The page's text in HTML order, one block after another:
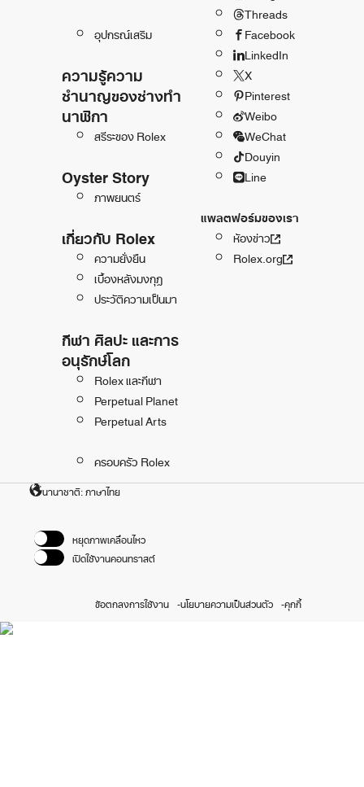
อุปกรณ์เสริม
ความรู้ความ
ชำนาญของช่างทำ
นาฬิกา
สรีระของ Rolex
Oyster Story
ภาพยนตร์
เกี่ยวกับ Rolex
ความยั่งยืน
เบื้องหลังมงกุฎ
ประวัติความเป็นมา
กีฬา ศิลปะ และการ
อนุรักษ์โลก
Rolex และกีฬา
Perpetual Planet
Perpetual Arts
ครอบครัว Rolex
Threads
Facebook
LinkedIn
X
Pinterest
Weibo
WeChat
Douyin
Line
แพลตฟอร์มของเรา
ห้องข่าว
Rolex.org
นานาชาติ: ภาษาไทย
หยุดภาพเคลื่อนไหว
เปิดใช้งานคอนทราสต์
ข้อตกลงการใช้งาน นโยบายความเป็นส่วนตัว คุกกี้